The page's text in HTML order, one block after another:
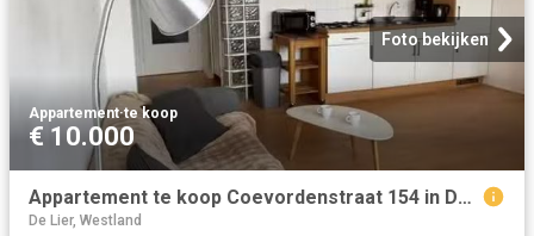
Foto bekijken
Appartement·te koop
€ 10.000
Appartement te koop Coevordenstraat 154 in Den Haag voor € 215.
De Lier, Westland